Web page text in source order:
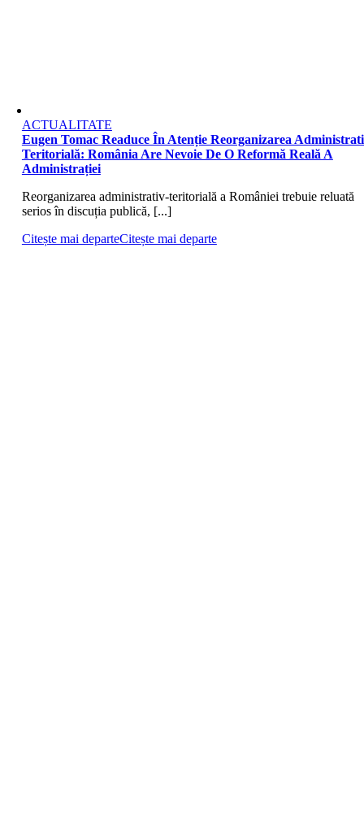
ACTUALITATE
Eugen Tomac Readuce În Atenție Reorganizarea
Teritorială: România Are Nevoie De O Reformă Reală A
Administrației
Reorganizarea administrativ-teritorială a României trebuie reluată
serios în discuția publică, [...]
Citește mai departeCitește mai departe